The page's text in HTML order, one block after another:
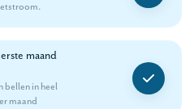
maand
bellen in heel
maand